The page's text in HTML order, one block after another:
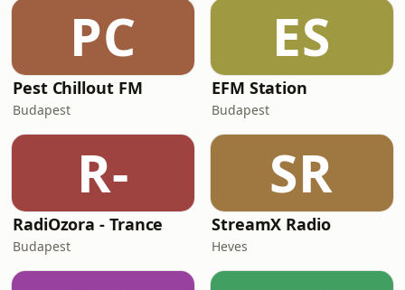
PC
Pest Chillout FM
Budapest
ES
EFM Station
Budapest
R-
RadiOzora - Trance
Budapest
SR
StreamX Radio
Heves